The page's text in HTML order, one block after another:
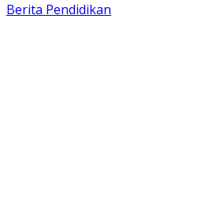
Berita Pendidikan